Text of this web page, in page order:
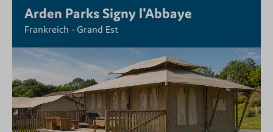
Arden Parks Signy l'Abbaye
Frankreich - Grand Est